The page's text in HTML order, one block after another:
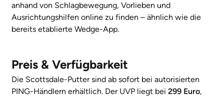
anhand von Schlagbewegung, Vorlieben und
Ausrichtungshilfen online zu finden – ähnlich wie die
bereits etablierte Wedge-App.
Preis & Verfügbarkeit
Die Scottsdale-Putter sind ab sofort bei autorisierten
PING-Händlern erhältlich. Der UVP liegt bei 299 Euro,